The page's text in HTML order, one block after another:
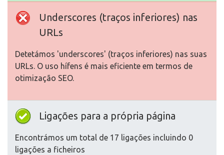
Underscores (traços inferiores) nas
URLs
Detetámos 'underscores' (traços inferiores) nas suas
URLs. O uso hífens é mais eficiente em termos de
otimização SEO.
Ligações para a própria página
Encontrámos um total de 17 ligações incluindo 0
ligações a ficheiros